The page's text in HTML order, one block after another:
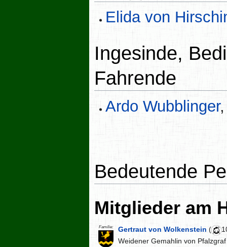
Elida von
Ingesinde,
Fahrende
Ardo Wubblinger
Bedeutende
Mitglieder am
Familie: Gertraut von Wolkenstein (
Weidener Gemahlin von